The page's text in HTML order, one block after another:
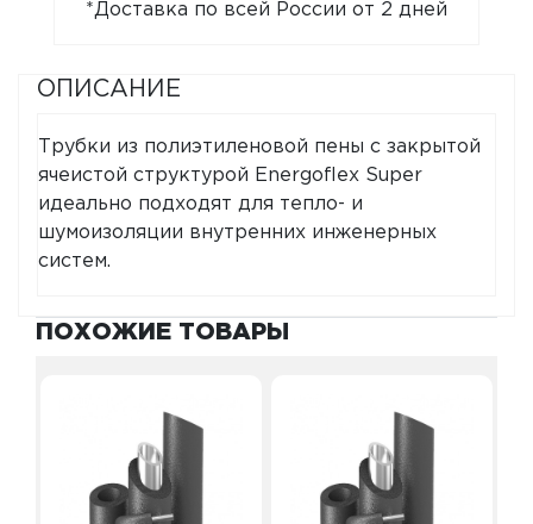
*Доставка по всей России от 2 дней
ОПИСАНИЕ
Трубки из полиэтиленовой пены с закрытой
ячеистой структурой Energoflex Super
идеально подходят для тепло- и
шумоизоляции внутренних инженерных
систем.
ПОХОЖИЕ ТОВАРЫ